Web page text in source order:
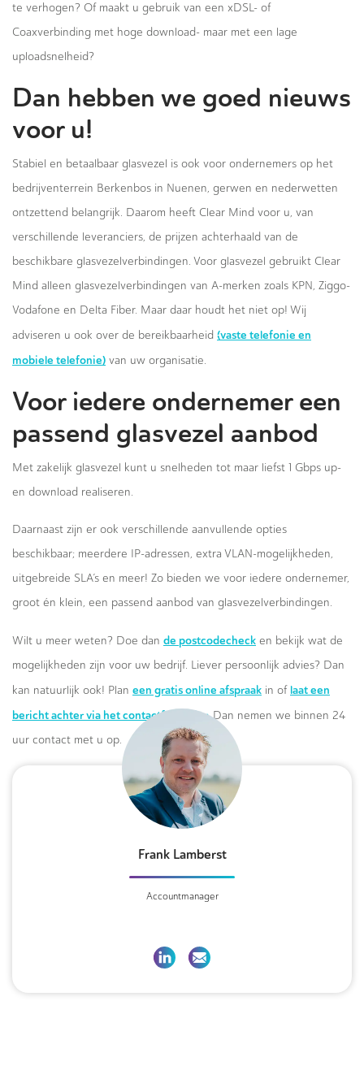
te verhogen? Of maakt u gebruik van een xDSL- of
Coaxverbinding met hoge download- maar met een lage
uploadsnelheid?
Dan hebben we goed nieuws
voor u!
Stabiel en betaalbaar glasvezel is ook voor ondernemers op het
bedrijventerrein Berkenbos in Nuenen, gerwen en nederwetten
ontzettend belangrijk. Daarom heeft Clear Mind voor u, van
verschillende leveranciers, de prijzen achterhaald van de
beschikbare glasvezelverbindingen. Voor glasvezel gebruikt Clear
Mind alleen glasvezelverbindingen van A-merken zoals KPN, Ziggo-
Vodafone en Delta Fiber. Maar daar houdt het niet op! Wij
adviseren u ook over de bereikbaarheid (vaste telefonie en
mobiele telefonie) van uw organisatie.
Voor iedere ondernemer een
passend glasvezel aanbod
Met zakelijk glasvezel kunt u snelheden tot maar liefst 1 Gbps up-
en download realiseren.
Daarnaast zijn er ook verschillende aanvullende opties
beschikbaar; meerdere IP-adressen, extra VLAN-mogelijkheden,
uitgebreide SLA’s en meer! Zo bieden we voor iedere ondernemer,
groot én klein, een passend aanbod van glasvezelverbindingen.
Wilt u meer weten? Doe dan de postcodecheck en bekijk wat de
mogelijkheden zijn voor uw bedrijf. Liever persoonlijk advies? Dan
kan natuurlijk ook! Plan een gratis online afspraak in of laat een
bericht achter via het contactformulier.Dan nemen we binnen 24
uur contact met u op.
Frank Lamberst
Accountmanager